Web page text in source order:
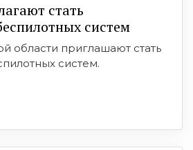
cтать
систeм
области приглашают стать
систем.